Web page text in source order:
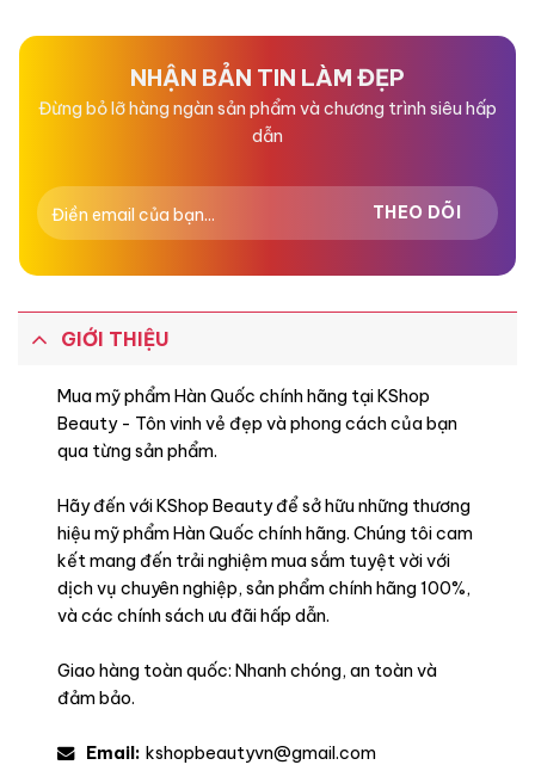
NHẬN BẢN TIN LÀM ĐẸP
Đừng bỏ lỡ hàng ngàn sản phẩm và chương trình siêu hấp
dẫn
GIỚI THIỆU
Mua mỹ phẩm Hàn Quốc chính hãng tại KShop
Beauty - Tôn vinh vẻ đẹp và phong cách của bạn
qua từng sản phẩm.
Hãy đến với KShop Beauty để sở hữu những thương
hiệu mỹ phẩm Hàn Quốc chính hãng. Chúng tôi cam
kết mang đến trải nghiệm mua sắm tuyệt vời với
dịch vụ chuyên nghiệp, sản phẩm chính hãng 100%,
và các chính sách ưu đãi hấp dẫn.
Giao hàng toàn quốc: Nhanh chóng, an toàn và
đảm bảo.
Email: kshopbeautyvn@gmail.com